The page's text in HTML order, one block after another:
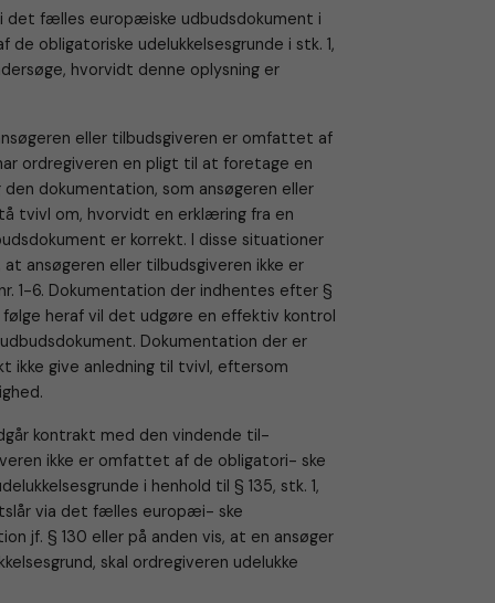
det fælles europæiske udbudsdokument i
obligatoriske udelukkelsesgrunde i stk. 1,
hvorvidt denne oplysning er
eller tilbudsgiveren er omfattet af
ordregiveren en pligt til at foretage en
dokumentation, som ansøgeren eller
tvivl om, hvorvidt en erklæring fra en
er korrekt. I disse situationer
ansøgeren eller tilbudsgiveren ikke er
1-6. Dokumentation der indhentes efter §
følge heraf vil det udgøre en effektiv kontrol
Dokumentation der er
ikke give anledning til tvivl, eftersom
kontrakt med den vindende til-
ikke er omfattet af de obligatori- ske
i henhold til § 135, stk. 1,
via det fælles europæi- ske
jf. § 130 eller på anden vis, at en ansøger
skal ordregiveren udelukke